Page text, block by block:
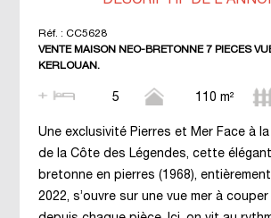
Réf. : CC5628
VENTE MAISON NEO-BRETONNE 7 PIECES
KERLOUAN.
5 110 m²
Une exclusivité Pierres et Mer Face à
de la Côte des Légendes, cette
bretonne en pierres (1968),
2022, s’ouvre sur une vue mer à